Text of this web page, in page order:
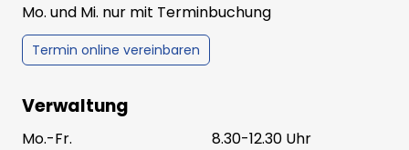
Mo. und Mi. nur mit Terminbuchung
Termin online vereinbaren
Verwaltung
Mo.-Fr.
8.30-12.30 Uhr